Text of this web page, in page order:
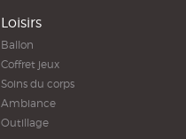
Loisirs
Ballon
Coffret jeux
Soins du corps
Ambiance
Outillage